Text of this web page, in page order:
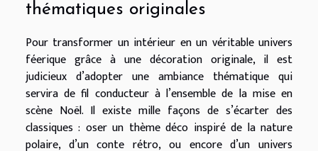
thématiques originales
Pour transformer un intérieur en un véritable univers
féerique grâce à une décoration originale, il est
judicieux d’adopter une ambiance thématique qui
servira de fil conducteur à l’ensemble de la mise en
scène Noël. Il existe mille façons de s’écarter des
classiques : oser un thème déco inspiré de la nature
polaire, d’un conte rétro, ou encore d’un univers